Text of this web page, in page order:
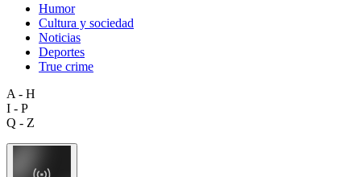
Humor
Cultura y sociedad
Noticias
Deportes
True crime
A - H
I - P
Q - Z